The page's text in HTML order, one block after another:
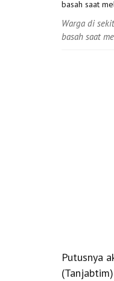
Warga di
basah saat
Putusnya